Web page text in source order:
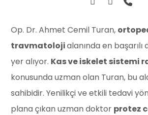
Op. Dr. Ahmet Cemil Turan,
travmatolojialanında en
yer alıyor. Kas ve iskelet sistemi
konusunda uzman olan Turan, bu
sahibidir. Yenilikçi ve etkili tedavi
plana çıkan uzman doktor protez